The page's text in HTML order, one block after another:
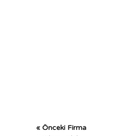
« Önceki Firma